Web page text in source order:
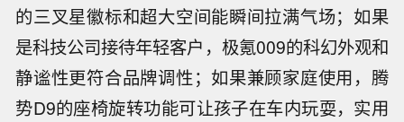
的三叉星徽标和超大空间能瞬间拉满气场；如果
是科技公司接待年轻客户，极氪009的科幻外观和
静谧性更符合品牌调性；如果兼顾家庭使用，腾
势D9的座椅旋转功能可让孩子在车内玩耍，实用